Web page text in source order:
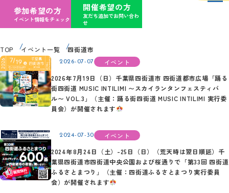
参加希望の方
イベント情報をチェック
開催希望の方
友だち追加でお問い合わ
せ
TOP イベント一覧 四街道市
2026-07-07
イベント
2026年7月19日（日）千葉県四街道市 四街道都市広場「踊る
街四街道 MUSIC INTILIMI 〜スカイランタンフェスティバ
ル〜 VOL.3」（主催：踊る街四街道 MUSIC INTILIMI 実行委
員会）が開催されます
2024-07-30
イベント
2024年8月24日（土）-25日（日）（荒天時は翌日順延）千
葉県四街道市四街道中央公園および桜通りで「第33回 四街道
ふるさとまつり」（主催：四街道ふるさとまつり実行委員
会）が開催されます